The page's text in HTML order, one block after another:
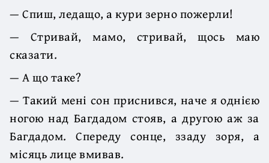
— Спиш, ледащо, а кури зерно пожерли!
— Стривай, мамо, стривай, щось маю
сказати.
— А що таке?
— Такий мені сон приснився, наче я однією
ногою над Багдадом стояв, а другою аж за
Багдадом. Спереду сонце, ззаду зоря, а
місяць лице вмивав.